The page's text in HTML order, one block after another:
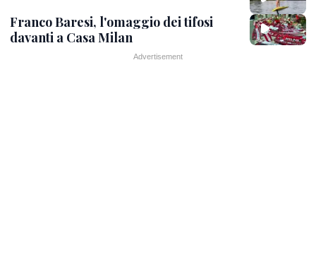
Franco Baresi, l'omaggio dei tifosi
davanti a Casa Milan